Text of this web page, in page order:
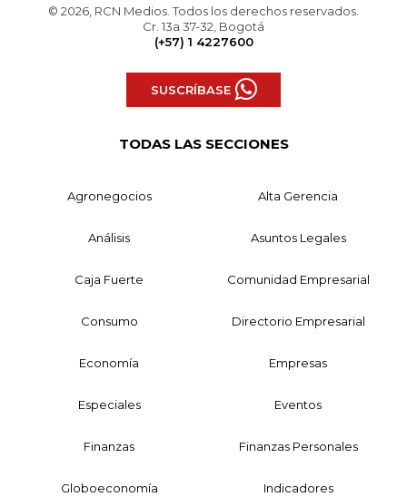
© 2026, RCN Medios. Todos los derechos reservados.
Cr. 13a 37-32, Bogotá
(+57) 1 4227600
SUSCRÍBASE
TODAS LAS SECCIONES
Agronegocios Alta Gerencia
Análisis Asuntos Legales
Caja Fuerte Comunidad Empresarial
Consumo Directorio Empresarial
Economía Empresas
Especiales Eventos
Finanzas Finanzas Personales
Globoeconomía Indicadores